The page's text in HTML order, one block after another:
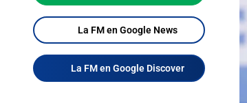
La FM en Google News
La FM en Google Discover